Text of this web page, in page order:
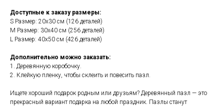
Доступные к заказу размеры:
S Размер: 20х30 см (126 деталей)
M Размер: 30х40 см (256 деталей)
L Размер: 40х50 см (426 деталей)
Дополнительно можно заказать:
1. Деревянную коробочку.
2. Клейкую пленку, чтобы склеить и повесить пазл.
Ищете хороший подарок родным или друзьям? Деревянный пазл — это
прекрасный вариант подарка на любой праздник. Пазлы станут